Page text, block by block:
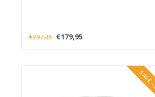
€297,45 €179,95